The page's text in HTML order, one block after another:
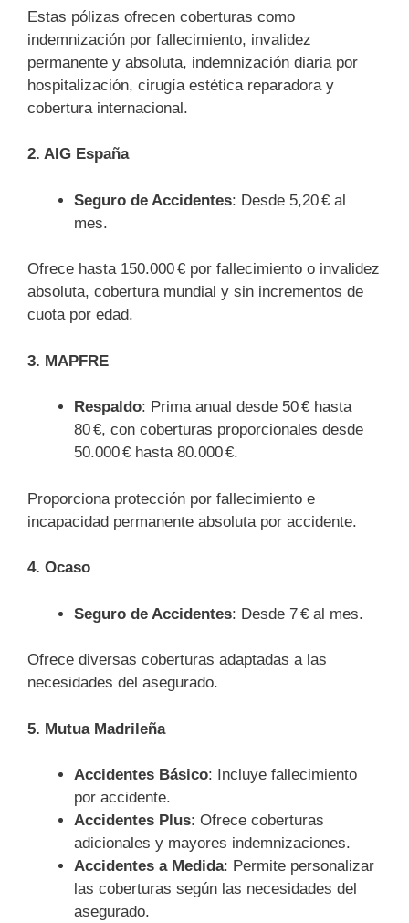
Estas pólizas ofrecen coberturas como
indemnización por fallecimiento, invalidez
permanente y absoluta, indemnización diaria por
hospitalización, cirugía estética reparadora y
cobertura internacional.
2. AIG España
Seguro de Accidentes: Desde 5,20 € al
mes.
Ofrece hasta 150.000 € por fallecimiento o invalidez
absoluta, cobertura mundial y sin incrementos de
cuota por edad.
3. MAPFRE
Respaldo: Prima anual desde 50 € hasta
80 €, con coberturas proporcionales desde
50.000 € hasta 80.000 €.
Proporciona protección por fallecimiento e
incapacidad permanente absoluta por accidente.
4. Ocaso
Seguro de Accidentes: Desde 7 € al mes.
Ofrece diversas coberturas adaptadas a las
necesidades del asegurado.
5. Mutua Madrileña
Accidentes Básico: Incluye fallecimiento
por accidente.
Accidentes Plus: Ofrece coberturas
adicionales y mayores indemnizaciones.
Accidentes a Medida: Permite personalizar
las coberturas según las necesidades del
asegurado.